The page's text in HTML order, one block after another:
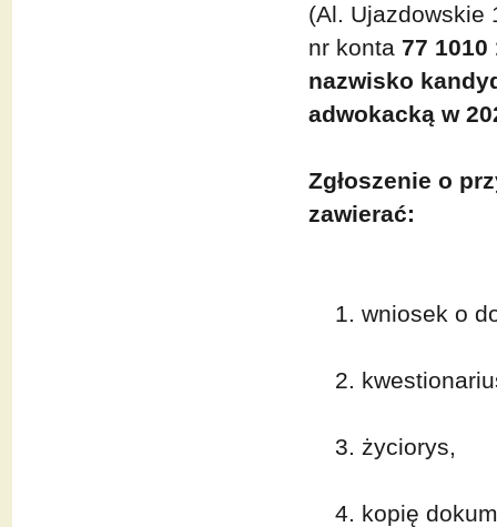
(Al. Ujazdowskie
nr konta 77 1010
nazwisko
adwokacką w
Zgłoszenie o
zawierać:
1. wniosek o
2.
3. życiorys,
4. kopię